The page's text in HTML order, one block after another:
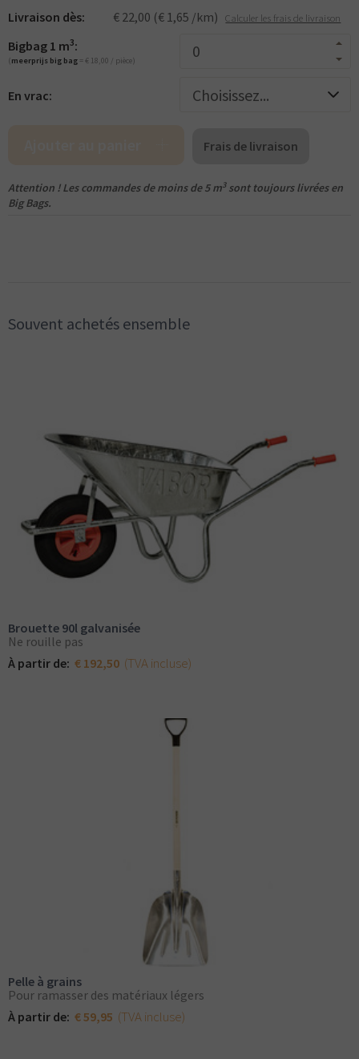
Livraison dès: € 22,00 (€ 1,65 /km)Calculer les frais de livraison
Bigbag 1 m3:
(meerprijs big bag = € 18,00 / pièce)
En vrac:
Frais de livraison
Attention ! Les commandes de moins de 5 m3sont toujours livrées en
Big Bags.
Souvent achetés ensemble
Brouette 90l galvanisée
Ne rouille pas
À partir de: € 192,50 (TVA incluse)
Pelle à grains
Pour ramasser des matériaux légers
À partir de: € 59,95 (TVA incluse)